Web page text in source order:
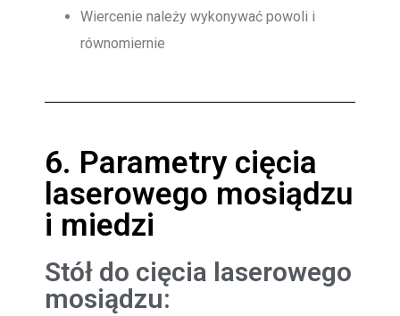
Wiercenie należy wykonywać powoli i
równomiernie
6. Parametry cięcia
laserowego mosiądzu
i miedzi
Stół do cięcia laserowego
mosiądzu: